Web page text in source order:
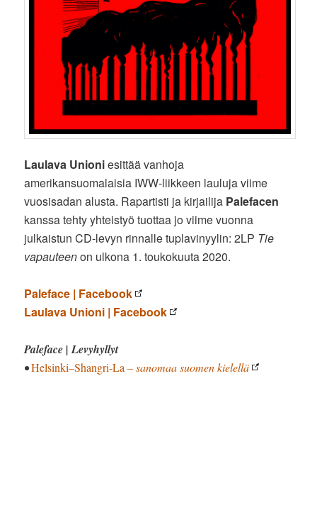
Laulava Unioniesittää vanhoja
amerikansuomalaisia IWW-liikkeen lauluja viime
vuosisadan alusta. Rapartisti ja kirjailija Palefacen
kanssa tehty yhteistyö tuottaa jo viime vuonna
julkaistun CD-levyn rinnalle tuplavinyylin: 2LP Tie
vapauteenon ulkona 1. toukokuuta 2020.
Paleface | Facebook
Laulava Unioni | Facebook
Paleface | Levyhyllyt
•Helsinki–Shangri-La – sanomaa suomen kielellä